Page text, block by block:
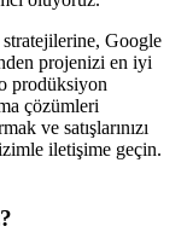
stratejilerine, Google
projenizi en iyi
prodüksiyon
çözümleri
ve satışlarınızı
iletişime geçin.